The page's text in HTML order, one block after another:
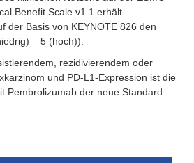
Benefit Scale v1.1 erhält
der Basis von KEYNOTE 826 den
– 5 (hoch)).
rezidivierendem oder
und PD-L1-Expression ist die
Pembrolizumab der neue Standard.